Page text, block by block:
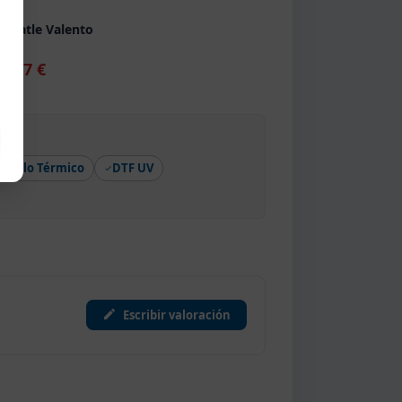
Seatle Valento
1,47 €
Vinilo Térmico
DTF UV
Escribir valoración